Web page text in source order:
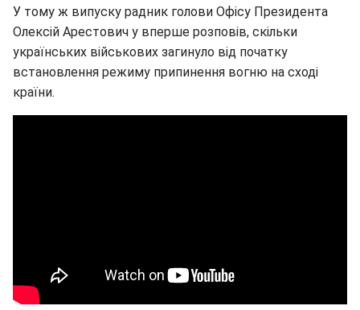
У тому ж випуску радник голови Офісу Президента
Олексій Арестович у вперше розповів, скільки
українських військових загинуло від початку
встановлення режиму припинення вогню на сході
країни.